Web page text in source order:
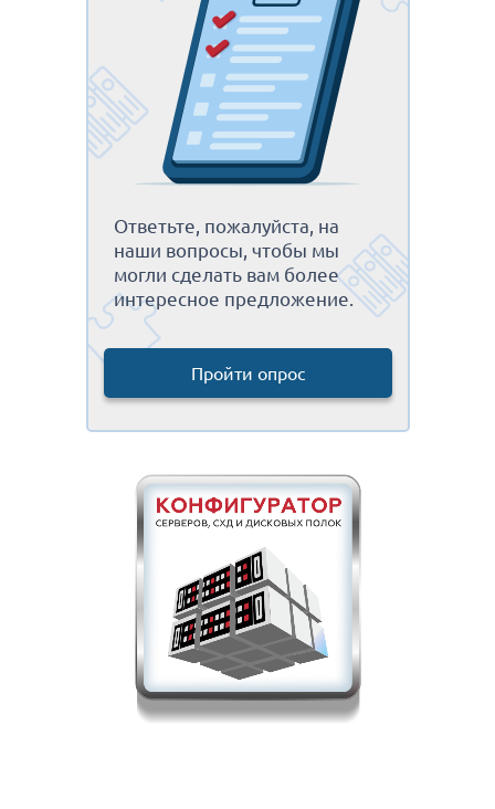
Ответьте, пожалуйста, на
наши вопросы, чтобы мы
могли сделать вам более
интересное предложение.
Пройти опрос